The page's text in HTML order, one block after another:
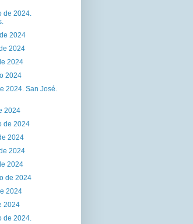
de 2024.
2024
2024
2024
2024
2024. San José.
2024
de 2024
2024
2024
2024
de 2024
2024
2024
de 2024.